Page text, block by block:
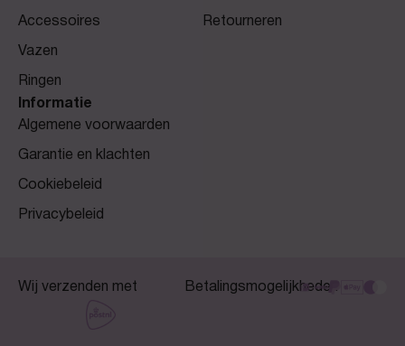
Accessoires
Vazen
Ringen
Retourneren
Informatie
Algemene voorwaarden
Garantie en klachten
Cookiebeleid
Privacybeleid
Wij verzenden met Betalingsmogelijkheden